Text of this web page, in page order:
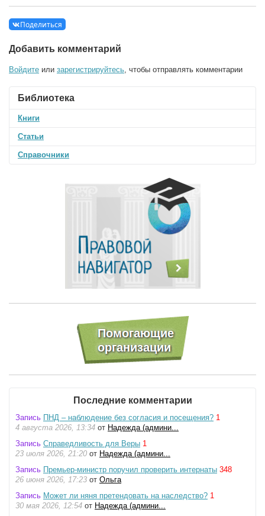
Поделиться
Добавить комментарий
Войдите или зарегистрируйтесь , чтобы отправлять комментарии
Библиотека
Книги
Статьи
Справочники
Последние комментарии
Запись ПНД – наблюдение без согласия и посещения? 1
4 августа 2026, 13:34 от Надежда (админи...
Запись Справедливость для Веры 1
23 июля 2026, 21:20 от Надежда (админи...
Запись Премьер-министр поручил проверить интернаты 348
26 июня 2026, 17:23 от Ольга
Запись Может ли няня претендовать на наследство? 1
30 мая 2026, 12:54 от Надежда (админи...